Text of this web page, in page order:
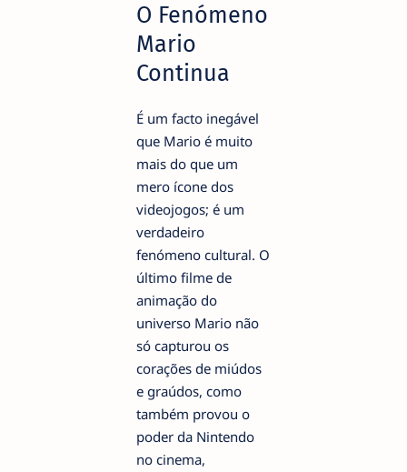
O Fenómeno
Mario
Continua
É um facto inegável
que Mario é muito
mais do que um
mero ícone dos
videojogos; é um
verdadeiro
fenómeno cultural. O
último filme de
animação do
universo Mario não
só capturou os
corações de miúdos
e graúdos, como
também provou o
poder da Nintendo
no cinema,